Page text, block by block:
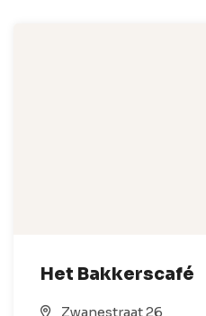
Het Bakkerscafé
Zwanestraat 26